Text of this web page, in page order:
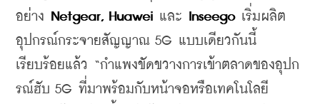
อย่าง Netgear, Huawei และ Inseego เริ่มผลิต
อุปกรณ์กระจายสัญญาณ 5G แบบเดียวกันนี้
เรียบร้อยแล้ว
“กำแพงขัดขวางการเข้าตลาดของอุปก
รณ์ฮับ 5G ที่มาพร้อมกับหน้าจอหรือเทคโนโลยี